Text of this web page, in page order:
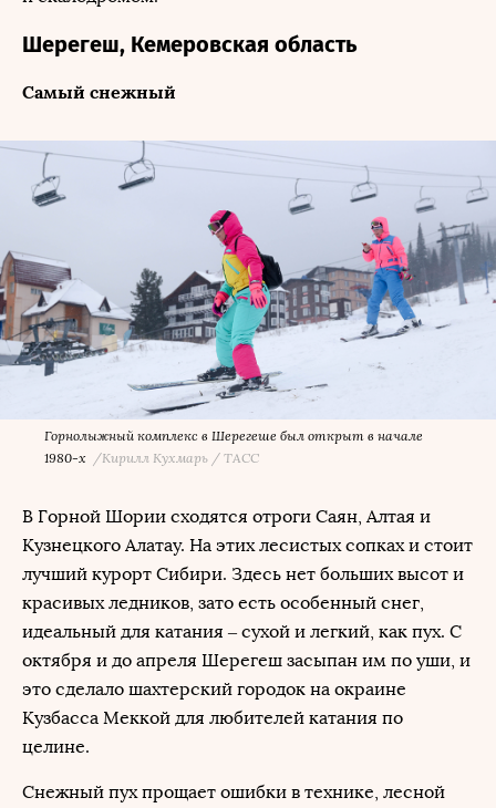
Шерегеш, Кемеровская область
Самый снежный
Горнолыжный комплекс в Шерегеше был открыт в начале
1980-х /Кирилл Кухмарь / ТАСС
В Горной Шории сходятся отроги Саян, Алтая и
Кузнецкого Алатау. На этих лесистых сопках и стоит
лучший курорт Сибири. Здесь нет больших высот и
красивых ледников, зато есть особенный снег,
идеальный для катания – сухой и легкий, как пух. С
октября и до апреля Шерегеш засыпан им по уши, и
это сделало шахтерский городок на окраине
Кузбасса Меккой для любителей катания по
целине.
Снежный пух прощает ошибки в технике, лесной